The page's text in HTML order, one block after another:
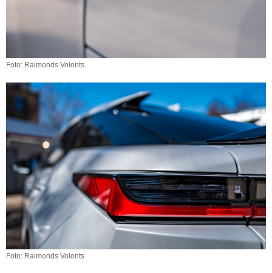
Foto: Raimonds Volonts
Foto: Raimonds Volonts